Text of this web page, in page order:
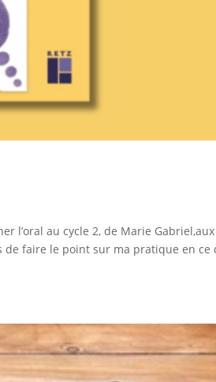
l’oral au cycle 2, de Marie Gabriel,aux
de faire le point sur ma pratique en ce